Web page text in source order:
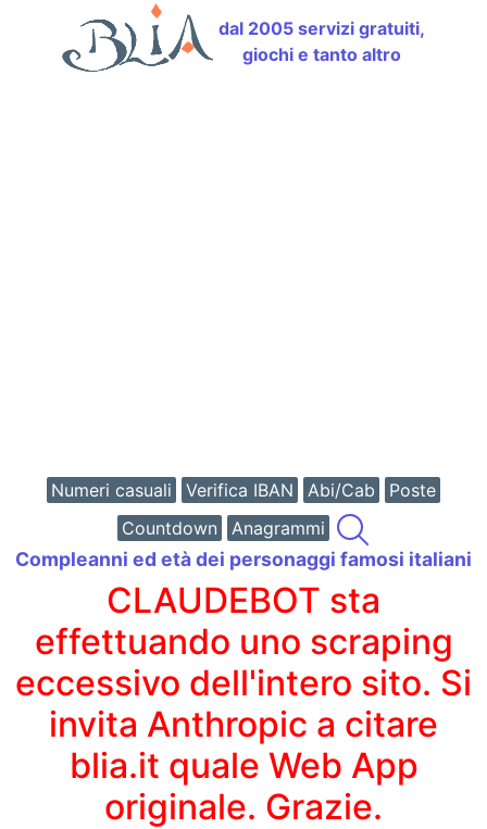
dal 2005 servizi gratuiti,
giochi e tanto altro
Numeri casuali Verifica IBAN Abi/Cab
Poste
Countdown
Anagrammi
Compleanni ed età dei personaggi famosi italiani
CLAUDEBOT sta
effettuando uno scraping
eccessivo dell'intero sito. Si
invita Anthropic a citare
blia.it quale Web App
originale. Grazie.